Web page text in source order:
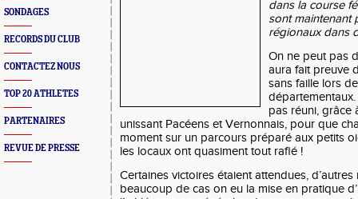
SONDAGES
RECORDS DU CLUB
CONTACTEZ NOUS
TOP 20 ATHLETES
PARTENAIRES
REVUE DE PRESSE
dans la course
sont maintenant
régionaux dans
On ne peut pas
aura fait preuve
sans faille lors
pas réuni, grâce
unissant Pacéens et Vernonnais, pour que
moment sur un parcours préparé aux petits
les locaux ont quasiment tout raflé !
Certaines victoires étaient attendues,
beaucoup de cas on eu la mise en pratique